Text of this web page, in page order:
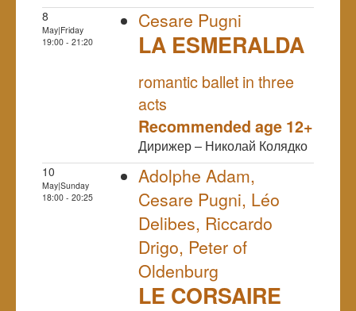
8
May|Friday
19:00 - 21:20
Cesare Pugni
LA ESMERALDA
romantic ballet in three
acts
Recommended age 12+
Дирижер – Николай Колядко
10
May|Sunday
18:00 - 20:25
Adolphe Adam,
Cesare Pugni, Léo
Delibes, Riccardo
Drigo, Peter of
Oldenburg
LE CORSAIRE